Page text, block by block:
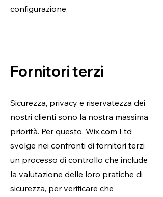
configurazione.
Fornitori terzi
Sicurezza, privacy e riservatezza dei
nostri clienti sono la nostra massima
priorità. Per questo, Wix.com Ltd
svolge nei confronti di fornitori terzi
un processo di controllo che include
la valutazione delle loro pratiche di
sicurezza, per verificare che